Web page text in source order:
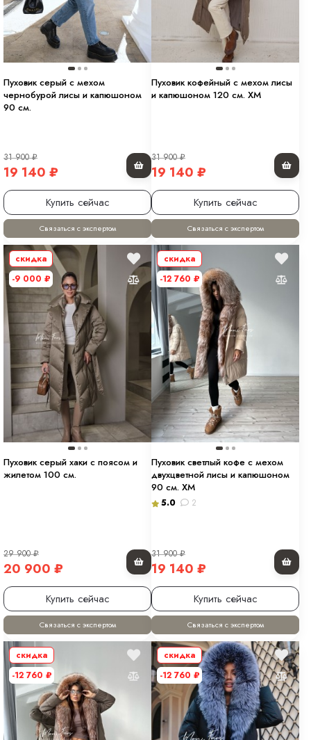
Пуховик серый с мехом
чернобурой лисы и капюшоном
90 см.
31 900₽
19 140 ₽
Купить сейчас
Связаться с экспертом
Пуховик кофейный с мехом лисы
и капюшоном 120 см. ХМ
31 900₽
19 140 ₽
Купить сейчас
Связаться с экспертом
скидка
-9 000 ₽
Пуховик серый хаки с поясом и
жилетом 100 см.
29 900₽
20 900 ₽
Купить сейчас
Связаться с экспертом
скидка
-12 760 ₽
Пуховик светлый кофе с мехом
двухцветной лисы и капюшоном
90 см. ХМ
5.0 2
31 900₽
19 140 ₽
Купить сейчас
Связаться с экспертом
скидка
-12 760 ₽
скидка
-12 760 ₽